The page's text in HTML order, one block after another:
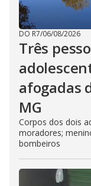
DO R7/06/08/2026
Três
afogadas
MG
Corpos dos dois
moradores;
bombeiros